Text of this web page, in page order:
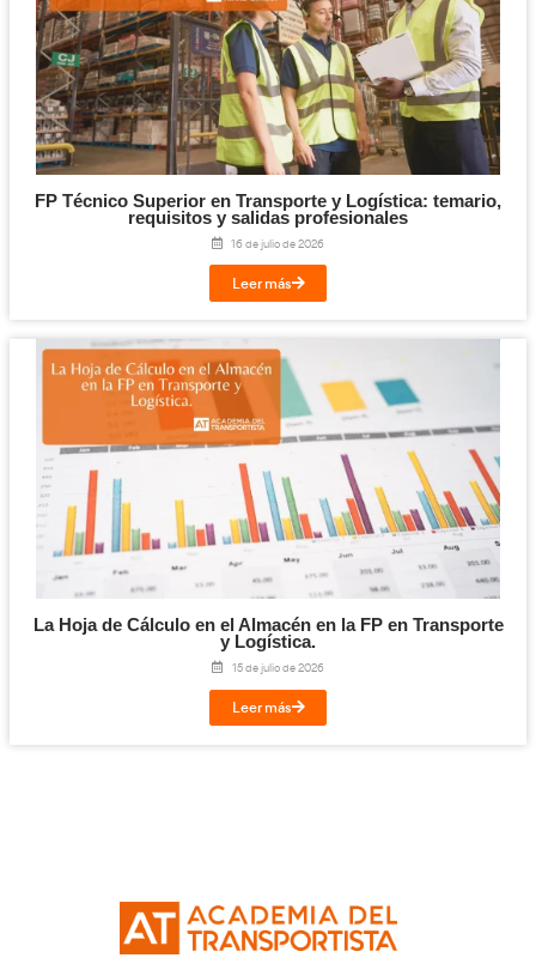
Puedes acceder también a nuestro canal deYoutube.
¡Compártelo!
Facebook Twitter LinkedIn
Email